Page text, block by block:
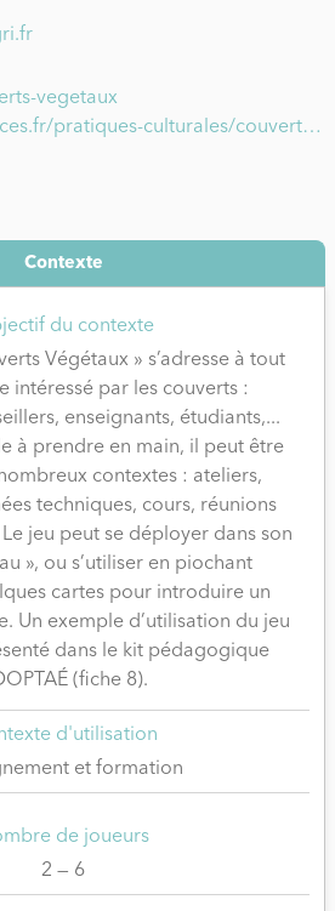
Conduite du couvert végétal,
végétaux, Choix des
couverts) ou suivre la consigne
/ Piège ». A chaque bonne
une exception : si un joueur
Couverts végétaux », la partie
et ce joueur est déclaré
plusieurs réponses possibles,
ou les bonnes réponses, avec
compléments d’information.
est inter-filière, toutefois
spécifiquement dédiées à une
un pictogramme sur la carte :
élevage, viticulture,
en France métropolitaine. Les
des situations générales
contextualisation ou une
être nécessaires.
sous 2 formats : un format
(100 €) comprenant tout le
cartes, pions, dés, règles,
vegetaux
https://agriconnaissances.fr/pratiques-culturales/couverts-vegetaux/projet-adoptae
Contexte
du contexte
Végétaux » s’adresse à tout
intéressé par les couverts :
enseignants, étudiants,...
à prendre en main, il peut être
contextes : ateliers,
techniques, cours, réunions
jeu peut se déployer dans son
», ou s’utiliser en piochant
cartes pour introduire un
Un exemple d’utilisation du jeu
dans le kit pédagogique
(fiche 8).
d'utilisation
et formation
de joueurs
2 — 6